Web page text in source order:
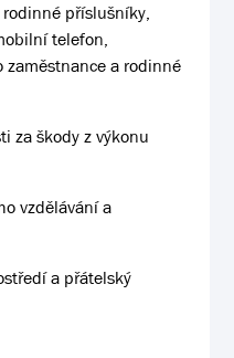
příslušníky,
telefon,
a rodinné
za škody z výkonu
vzdělávání a
a přátelský